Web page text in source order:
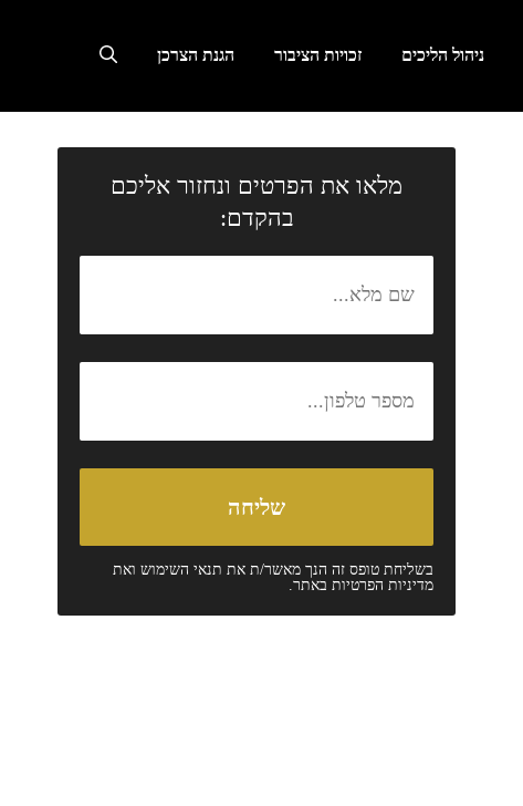
ניהול הליכים זכויות הציבור הגנת הצרכן
מלאו את הפרטים ונחזור אליכם
בהקדם:
בשליחת טופס זה הנך מאשר/ת את תנאי השימושואת
מדיניות הפרטיותבאתר.